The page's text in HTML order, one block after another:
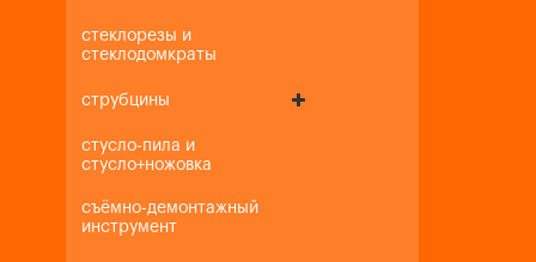
стеклорезы и
стеклодомкраты
струбцины
стусло-пила и
стусло+ножовка
съёмно-демонтажный
инструмент